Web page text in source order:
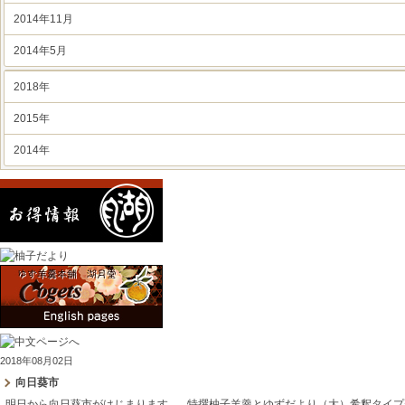
2014年11月
2014年5月
2018年
2015年
2014年
2018年08月02日
向日葵市